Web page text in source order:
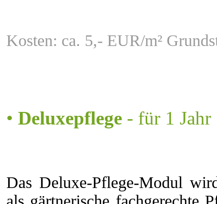
Kosten: ca. 5,- EUR/m²
• Deluxepflege - für 1 Jahr
Das Deluxe-Pflege-Modul